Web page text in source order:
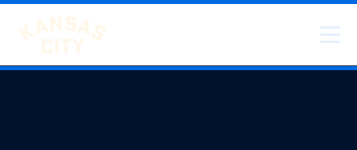
Visita KC
Ir al contenido